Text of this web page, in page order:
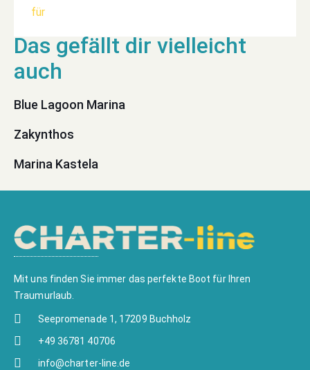
Blue Lagoon Marina
Zakynthos
Marina Kastela
Mit uns finden Sie immer das perfekte Boot für Ihren
Traumurlaub.
Seepromenade 1, 17209 Buchholz
+49 36781 40706
info@charter-line.de